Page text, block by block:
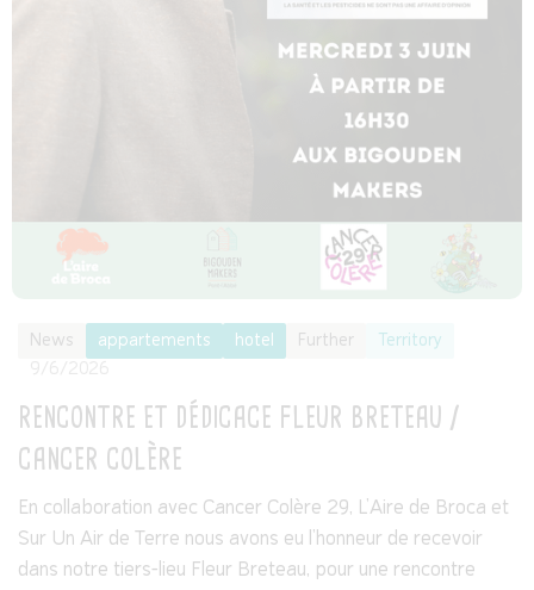
News appartements hotel Further
Territory
RENCONTRE ET DÉDICACE FLEUR BRETEAU /
CANCER COLÈRE
En collaboration avec Cancer Colère 29, L'Aire de Broca et
Sur Un Air de Terre nous avons eu l'honneur de recevoir
dans notre tiers-lieu Fleur Breteau, pour une rencontre